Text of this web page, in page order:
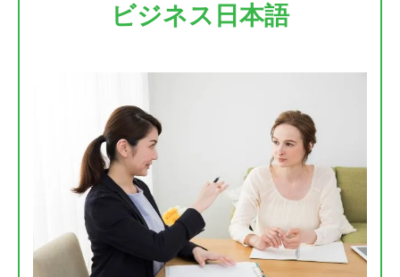
ビジネス日本語